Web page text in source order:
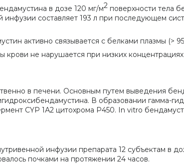
в дозе 120 мг/м2 поверхности тела
составляет 193 л при последующем
активно связывается с белками плазмы (>
не нарушается при низких
в печени. Основным путем выведения
В образовании гамма-
CYP 1А2 цитохрома Р450. In vitro
инфузии препарата 12 субъектам в
почками на протяжении 24 часов.